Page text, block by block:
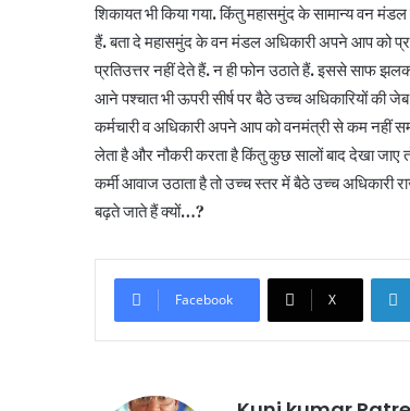
शिकायत भी किया गया. किंतु महासमुंद के सामान्य वन
हैं. बता दे महासमुंद के वन मंडल अधिकारी अपने आप को
प्रतिउत्तर नहीं देते हैं. न ही फोन उठाते हैं. इससे साफ
आने पश्चात भी ऊपरी सीर्ष पर बैठे उच्च अधिकारियों की
कर्मचारी व अधिकारी अपने आप को वनमंत्री से कम
लेता है और नौकरी करता है किंतु कुछ सालों बाद देखा जाए
कर्मी आवाज उठाता है तो उच्च स्तर में बैठे उच्च
बढ़ते जाते हैं क्यों…?
Facebook X